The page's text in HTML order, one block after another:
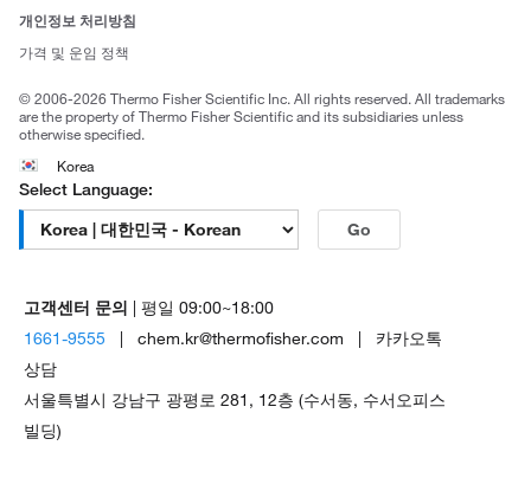
브랜드
개인정보 처리방침
가격 및 운임 정책
© 2006-2026 Thermo Fisher Scientific Inc. All rights reserved. All trademarks
are the property of Thermo Fisher Scientific and its subsidiaries unless
otherwise specified.
Korea
Select Language:
Go
고객센터 문의
| 평일 09:00~18:00
1661-9555 | chem.kr@thermofisher.com | 카카오톡
상담
서울특별시 강남구 광평로 281, 12층 (수서동, 수서오피스
빌딩)